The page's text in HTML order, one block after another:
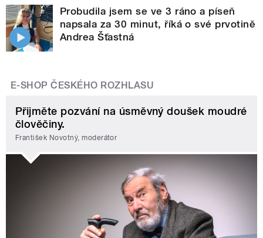
Probudila jsem se ve 3 ráno a píseň
napsala za 30 minut, říká o své prvotině
Andrea Šťastná
E-SHOP ČESKÉHO ROZHLASU
Přijměte pozvání na úsměvný doušek moudré
člověčiny.
František Novotný, moderátor